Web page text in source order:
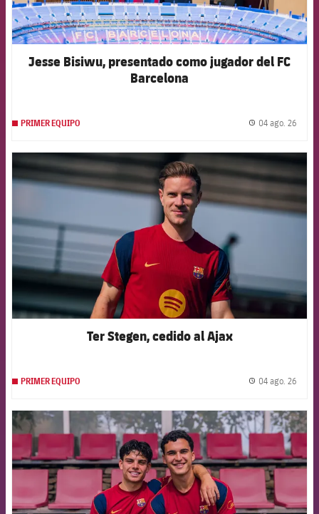
Jesse Bisiwu, presentado como jugador del FC
Barcelona
PRIMER EQUIPO 04 ago. 26
FCB Barcelona badge
Ter Stegen, cedido al Ajax
PRIMER EQUIPO 04 ago. 26
FCB Barcelona badge